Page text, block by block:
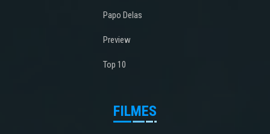
Papo Delas
Preview
Top 10
FILMES